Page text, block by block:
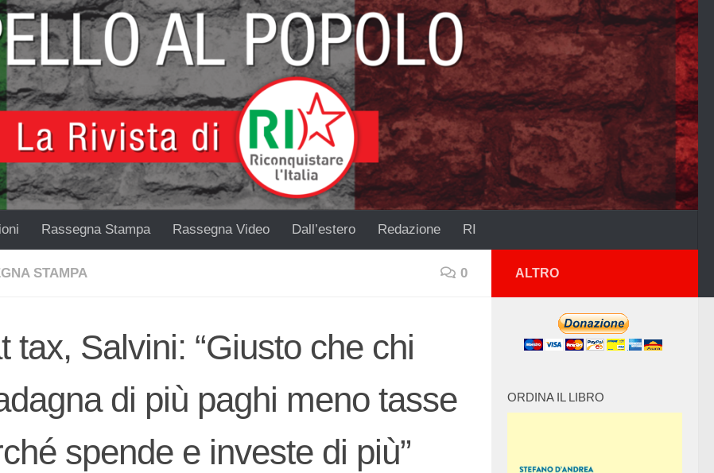
Rassegna Stampa Rassegna Video Dall’estero Redazione RI
STAMPA 0
tax, Salvini: “Giusto che chi
di più paghi meno tasse
spende e investe di più”
ALTRO
ORDINA IL LIBRO